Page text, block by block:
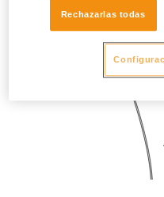
Rechazarlas todas